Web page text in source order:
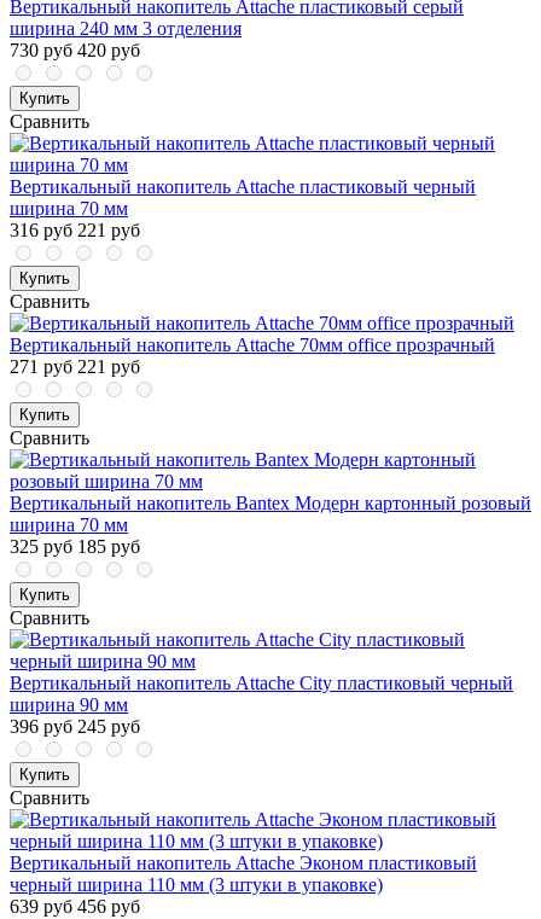
Вертикальный накопитель Attache пластиковый серый
ширина 240 мм 3 отделения
730 руб 420 руб
Купить
Сравнить
Вертикальный накопитель Attache пластиковый черный
ширина 70 мм
316 руб 221 руб
Купить
Сравнить
Вертикальный накопитель Attache 70мм office прозрачный
271 руб 221 руб
Купить
Сравнить
Вертикальный накопитель Bantex Модерн картонный розовый
ширина 70 мм
325 руб 185 руб
Купить
Сравнить
Вертикальный накопитель Attache City пластиковый черный
ширина 90 мм
396 руб 245 руб
Купить
Сравнить
Вертикальный накопитель Attache Эконом пластиковый
черный ширина 110 мм (3 штуки в упаковке)
639 руб 456 руб